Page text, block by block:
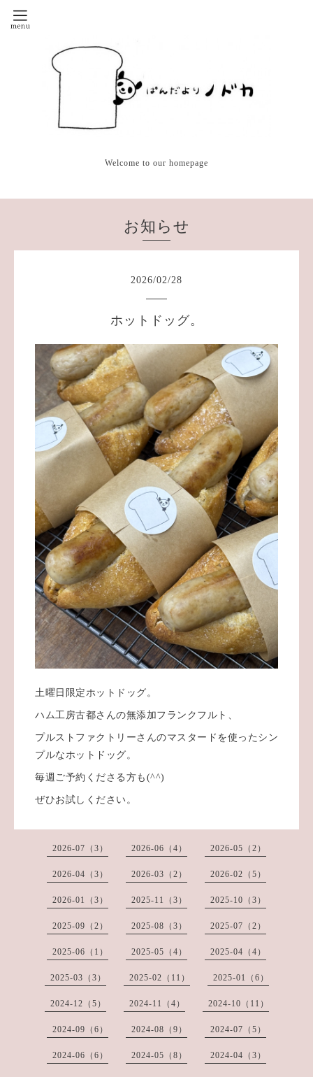
Welcome to our homepage
お知らせ
2026/02/28
ホットドッグ。
土曜日限定ホットドッグ。
ハム工房古都さんの無添加フランクフルト、
プルストファクトリーさんのマスタードを使ったシン
プルなホットドッグ。
毎週ご予約くださる方も(^^)
ぜひお試しください。
2026-07（3） 2026-06（4） 2026-05（2）
2026-04（3） 2026-03（2） 2026-02（5）
2026-01（3） 2025-11（3） 2025-10（3）
2025-09（2） 2025-08（3） 2025-07（2）
2025-06（1） 2025-05（4） 2025-04（4）
2025-03（3） 2025-02（11） 2025-01（6）
2024-12（5） 2024-11（4） 2024-10（11）
2024-09（6） 2024-08（9） 2024-07（5）
2024-06（6） 2024-05（8） 2024-04（3）